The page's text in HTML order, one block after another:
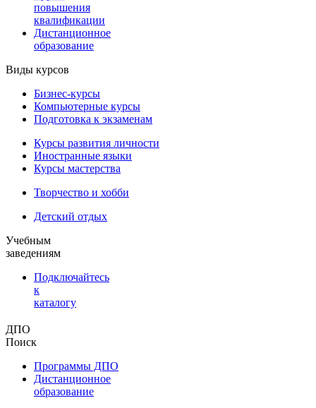
повышения
квалификации
Дистанционное
образование
Виды курсов
Бизнес-курсы
Компьютерные курсы
Подготовка к экзаменам
Курсы развития личности
Иностранные языки
Курсы мастерства
Творчество и хобби
Детский отдых
Учебным
заведениям
Подключайтесь
к
каталогу
ДПО
Поиск
Программы ДПО
Дистанционное
образование